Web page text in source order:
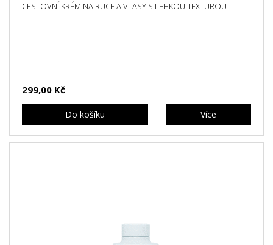
CESTOVNÍ KRÉM NA RUCE A VLASY S LEHKOU TEXTUROU
299,00 Kč
Do košíku Více